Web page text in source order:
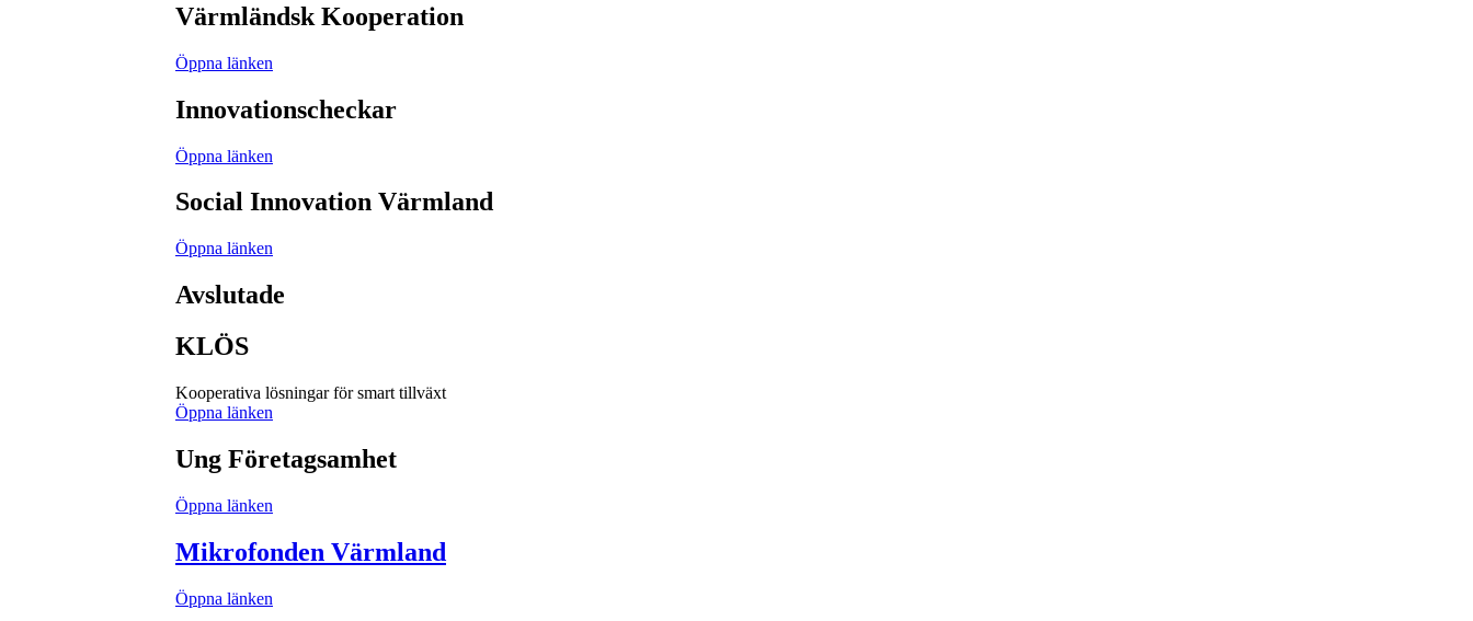
Värmländsk Kooperation
Öppna länken
Innovationscheckar
Öppna länken
Social Innovation Värmland
Öppna länken
Avslutade
KLÖS
Kooperativa lösningar för smart tillväxt
Öppna länken
Ung Företagsamhet
Öppna länken
Mikrofonden Värmland
Öppna länken